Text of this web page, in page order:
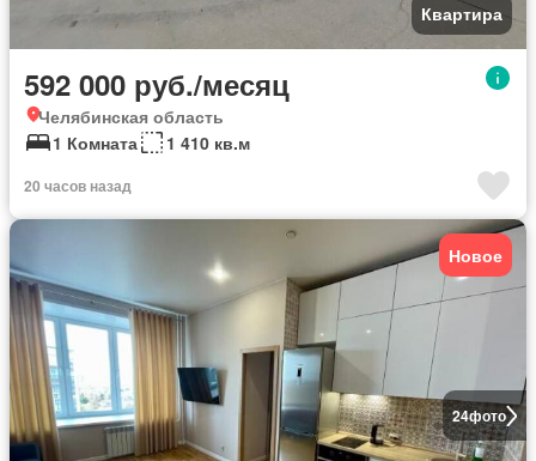
Квартира
592 000 руб./месяц
Челябинская область
1 Комната
1 410 кв.м
20 часов назад
24фото
Новое